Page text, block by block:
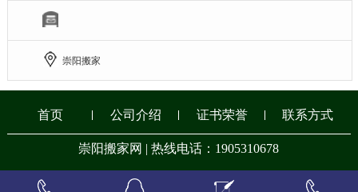
崇阳搬家
首页 公司介绍 证书荣誉 联系方式
崇阳搬家网 | 热线电话：1905310678